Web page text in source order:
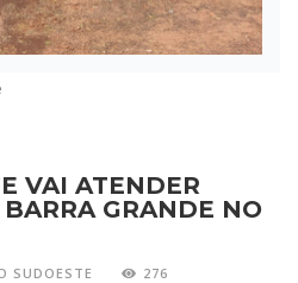
VAI ATENDER
GRANDE NO
SUDOESTE 276